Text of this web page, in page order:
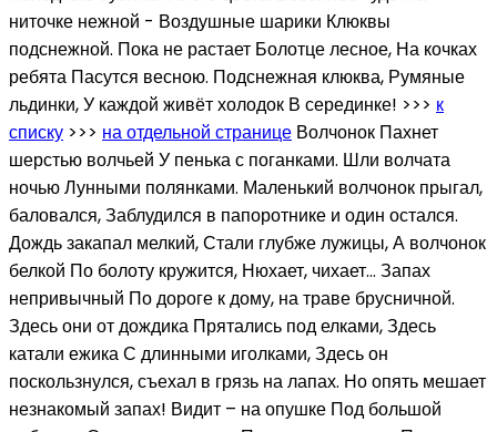
ниточке нежной - Воздушные шарики Клюквы
подснежной. Пока не растает Болотце лесное, На кочках
ребята Пасутся весною. Подснежная клюква, Румяные
льдинки, У каждой живёт холодок В серединке! >>> к
списку >>> на отдельной странице Волчонок Пахнет
шерстью волчьей У пенька с поганками. Шли волчата
ночью Лунными полянками. Маленький волчонок прыгал,
баловался, Заблудился в папоротнике и один остался.
Дождь закапал мелкий, Стали глубже лужицы, А волчонок
белкой По болоту кружится, Нюхает, чихает… Запах
непривычный По дороге к дому, на траве брусничной.
Здесь они от дождика Прятались под елками, Здесь
катали ежика С длинными иголками, Здесь он
поскользнулся, съехал в грязь на лапах. Но опять мешает
незнакомый запах! Видит – на опушке Под большой